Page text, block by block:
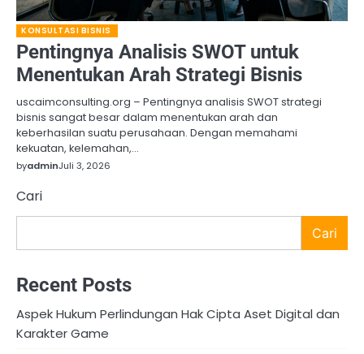
KONSULTASI BISNIS
Pentingnya Analisis SWOT untuk
Menentukan Arah Strategi Bisnis
uscaimconsulting.org – Pentingnya analisis SWOT strategi
bisnis sangat besar dalam menentukan arah dan
keberhasilan suatu perusahaan. Dengan memahami
kekuatan, kelemahan,…
byadminJuli 3, 2026
Cari
Cari
Recent Posts
Aspek Hukum Perlindungan Hak Cipta Aset Digital dan
Karakter Game